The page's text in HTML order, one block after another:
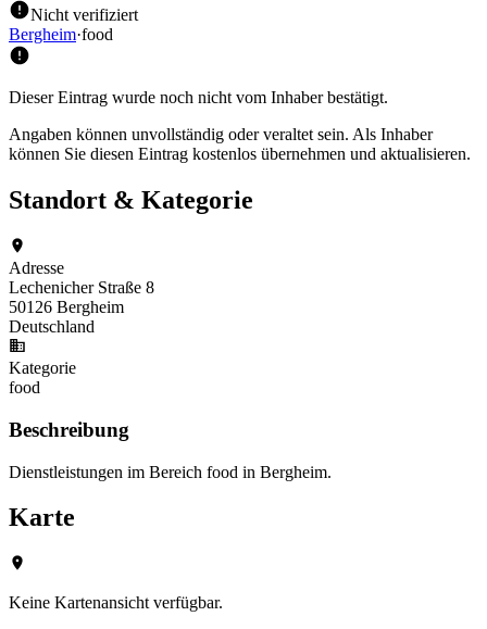
Nicht verifiziert
Bergheim·food
Dieser Eintrag wurde noch nicht vom Inhaber bestätigt.
Angaben können unvollständig oder veraltet sein. Als Inhaber
können Sie diesen Eintrag kostenlos übernehmen und aktualisieren.
Standort & Kategorie
Adresse
Lechenicher Straße 8
50126 Bergheim
Deutschland
Kategorie
food
Beschreibung
Dienstleistungen im Bereich food in Bergheim.
Karte
Keine Kartenansicht verfügbar.